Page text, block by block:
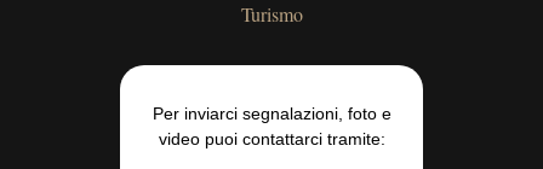
Turismo
Per inviarci segnalazioni, foto e
video puoi contattarci tramite: